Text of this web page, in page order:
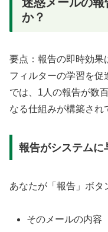
か？
要点：報告の即時効果
フィルターの学習を促
では、1人の報告が数
なる仕組みが構築され
報告がシステムに
あなたが「報告」ボタ
そのメールの内容